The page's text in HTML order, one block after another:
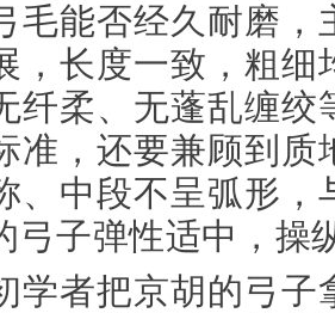
能否经久耐磨，
，长度一致，粗细
纤柔、无蓬乱缠绞
准，还要兼顾到质
、中段不呈弧形，
弓子弹性适中，操
者把京胡的弓子